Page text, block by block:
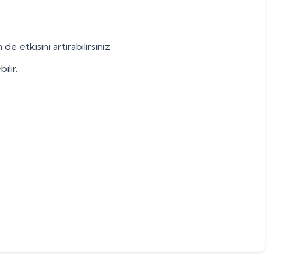
etkisini artırabilirsiniz.